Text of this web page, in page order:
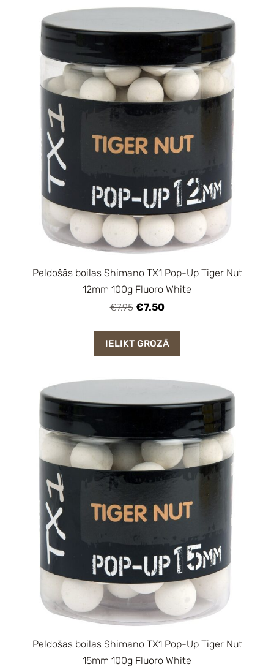
Peldošās boilas Shimano TX1 Pop-Up Tiger Nut
12mm 100g Fluoro White
€7.95 €7.50
IELIKT GROZĀ
Peldošās boilas Shimano TX1 Pop-Up Tiger Nut
15mm 100g Fluoro White